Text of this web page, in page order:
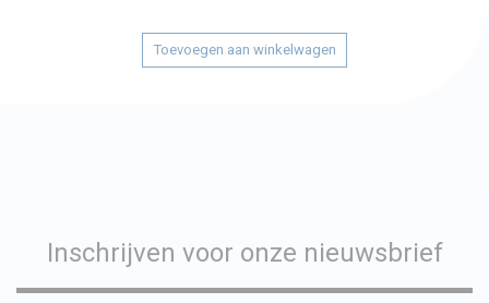
Toevoegen aan winkelwagen
Inschrijven voor onze nieuwsbrief